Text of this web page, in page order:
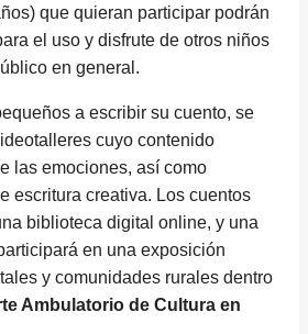
que quieran participar podrán
el uso y disfrute de otros niños
en general.
a escribir su cuento, se
cuyo contenido
las emociones, así como
escritura creativa. Los cuentos
biblioteca digital online, y una
en una exposición
y comunidades rurales dentro
Ambulatorio de Cultura en